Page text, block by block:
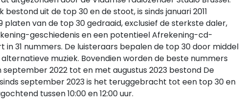
bestond uit de top 30 en de stoot, is sinds januari 2011
platen van de top 30 gedraaid, exclusief de sterkste daler,
geschiedenis en een potentieel Afrekening-cd-
31 nummers. De luisteraars bepalen de top 30 door middel
muziek. Bovendien worden de beste nummers
2022 tot en met augustus 2023 bestond De
september 2023 is het teruggebracht tot een top 30 en
tussen 10:00 en 12:00 uur.